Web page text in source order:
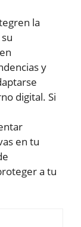
la
y
digital. Si
en tu
a tu